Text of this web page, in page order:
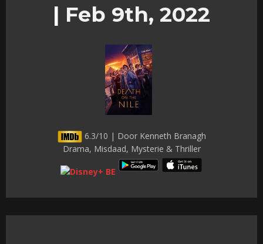
| Feb 9th, 2022
6.3/10 | Door Kenneth Branagh
Drama, Misdaad, Mysterie & Thriller